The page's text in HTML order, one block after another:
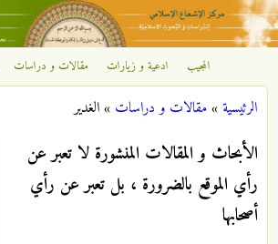
تجاوز إلى المحتوى الرئيسي
مركز
الإشعاع
الإسلامي
المجيب ادعية و زيارات مقالات و دراسات
أنت هنا
الرئيسية»مقالات و دراسات »الغدير
الأبحاث و المقالات المنشورة لا تعبر عن
رأي الموقع بالضرورة ، بل تعبر عن رأي
أصحابها